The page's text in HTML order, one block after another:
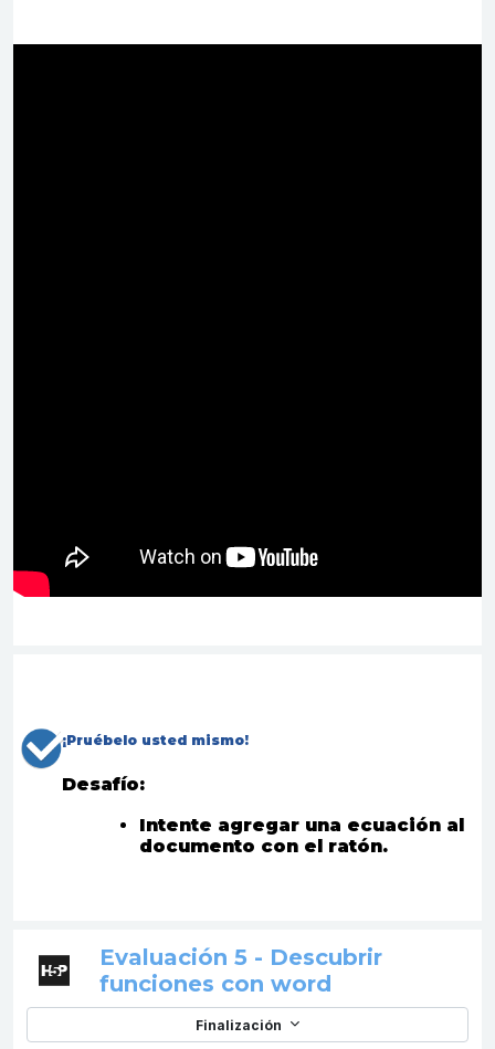
¡Pruébelo usted mismo!
Desafío:
Intente agregar una ecuación al
documento con el ratón.
Evaluación 5 - Descubrir
funciones con word
Finalización